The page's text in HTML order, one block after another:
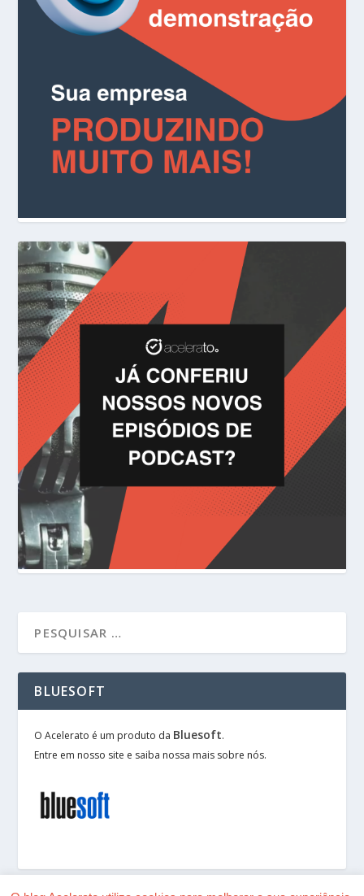
BLUESOFT
O Acelerato é um produto da Bluesoft.
Entre em nosso site e saiba nossa mais sobre nós.